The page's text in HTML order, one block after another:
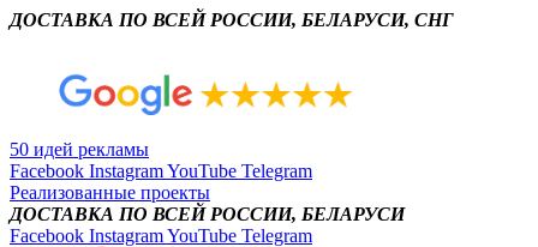
ДОСТАВКА ПО ВСЕЙ РОССИИ, БЕЛАРУСИ, СНГ
50 идей рекламы
Facebook InstagramYouTube Telegram
Реализованные проекты
ДОСТАВКА ПО ВСЕЙ РОССИИ, БЕЛАРУСИ
Facebook InstagramYouTube Telegram